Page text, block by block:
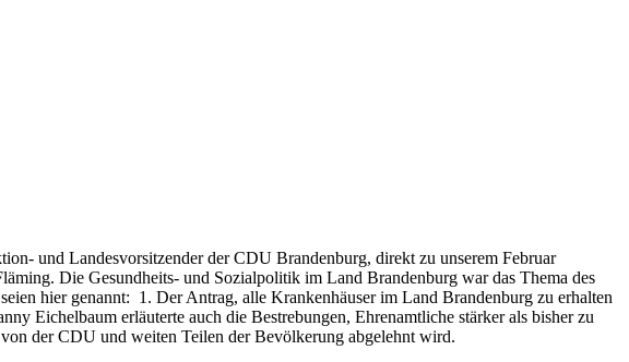
und Landesvorsitzender der CDU Brandenburg, direkt zu unserem Februar
Die Gesundheits- und Sozialpolitik im Land Brandenburg war das Thema des
hier genannt: 1. Der Antrag, alle Krankenhäuser im Land Brandenburg zu erhalten
Eichelbaum erläuterte auch die Bestrebungen, Ehrenamtliche stärker als bisher zu
der CDU und weiten Teilen der Bevölkerung abgelehnt wird.